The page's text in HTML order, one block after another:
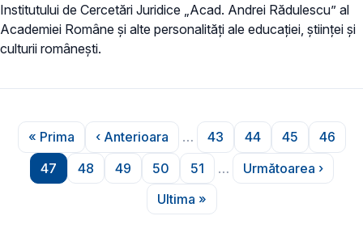
Institutului de Cercetări Juridice „Acad. Andrei Rădulescu” al
Academiei Române și alte personalități ale educației, științei și
culturii românești.
Paginare
Prima pagină
« Prima
Pagina anterioară
‹ Anterioara …
Pagina
43
Pagina
44
Pagina
45 46
Pagina
47
Pagina
48
Pagina
49
Pagina
50
Pagina
51 …
Pagina
Următoarea ›
Ultima pagină
Ultima »